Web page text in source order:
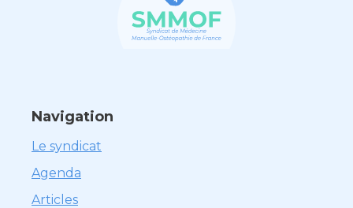
Navigation
Le syndicat
Agenda
Articles